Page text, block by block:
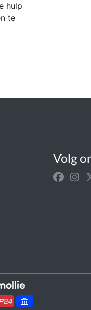
hulp
te
Volg